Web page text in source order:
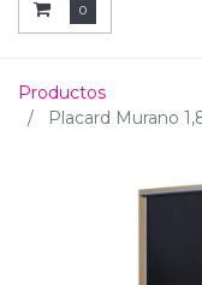
0
Productos
Placard Murano